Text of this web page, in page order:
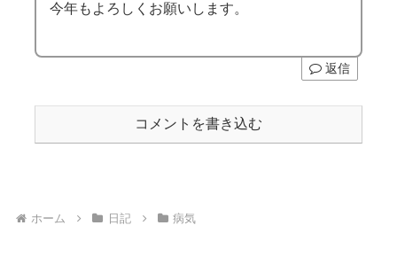
今年もよろしくお願いします。
返信
コメントを書き込む
ホーム 日記 病気